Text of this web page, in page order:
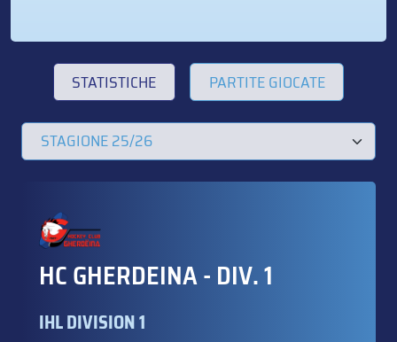
STATISTICHE PARTITE GIOCATE
HC GHERDEINA - DIV. 1
IHL DIVISION 1